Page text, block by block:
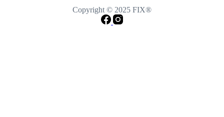
Copyright © 2025 FIX®